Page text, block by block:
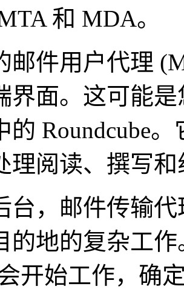
和 MDA。
用户代理
界面。这可能是
的 Roundcube
理阅读、撰写
邮件传输代
的地的复杂工
开始工作，确